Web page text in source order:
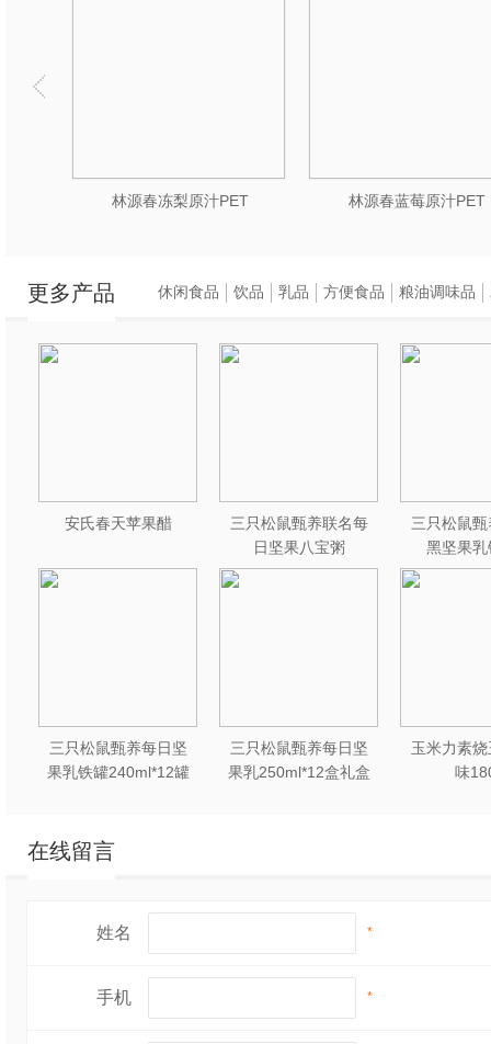
林源春冻梨原汁PET 林源春蓝莓原汁PET
更多产品
安氏春天苹果醋
三只松鼠甄养联名每
日坚果八宝粥
330g*12罐礼盒装
三只松鼠
黑坚果乳
240ml*20
三只松鼠甄养每日坚
果乳铁罐240ml*12罐
三只松鼠甄养每日坚
果乳250ml*12盒礼盒
玉米力素
味
休闲食品 饮品 乳品 方便食品 粮油调味品
在线留言
姓名 *
手机 *